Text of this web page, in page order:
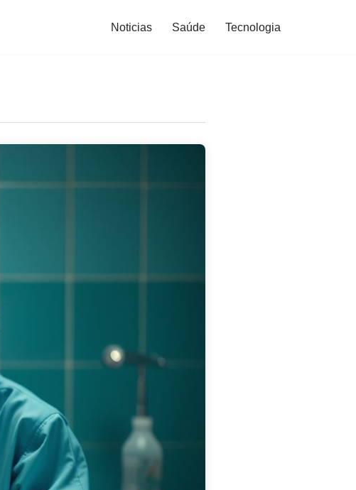
Noticias Saúde Tecnologia